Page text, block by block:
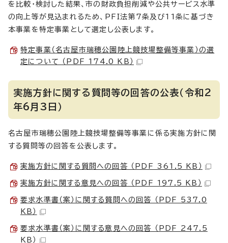
を比較・検討した結果、市の財政負担削減や公共サービス水準
の向上等が見込まれるため、PFI法第7条及び11条に基づき
本事業を特定事業として選定し公表します。
特定事業（名古屋市瑞穂公園陸上競技場整備等事業）の選
定について （PDF 174.0 KB）
実施方針に関する質問等の回答の公表（令和2
年6月3日）
名古屋市瑞穂公園陸上競技場整備等事業に係る実施方針に関
する質問等の回答を公表します。
実施方針に関する質問への回答 （PDF 361.5 KB）
実施方針に関する意見への回答 （PDF 197.5 KB）
要求水準書（案）に関する質問への回答 （PDF 537.0
KB）
要求水準書（案）に関する意見への回答 （PDF 247.5
KB）